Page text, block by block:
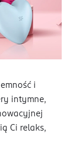
i
intymne,
Ci relaks,